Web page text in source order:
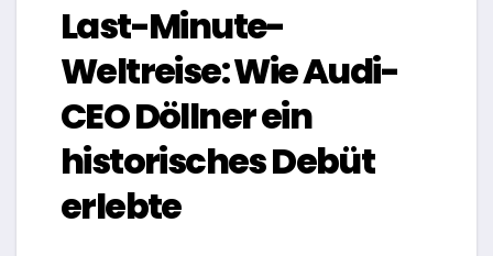
Last-Minute-
Weltreise: Wie Audi-
CEO Döllner ein
historisches Debüt
erlebte